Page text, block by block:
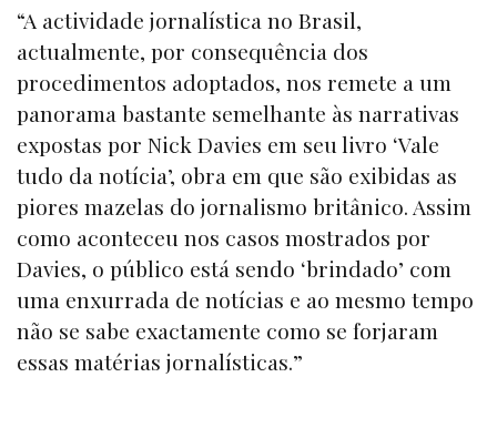
“A actividade jornalística no Brasil,
actualmente, por consequência dos
procedimentos adoptados, nos remete a um
panorama bastante semelhante às narrativas
expostas por Nick Davies em seu livro ‘Vale
tudo da notícia’, obra em que são exibidas as
piores mazelas do jornalismo britânico. Assim
como aconteceu nos casos mostrados por
Davies, o público está sendo ‘brindado’ com
uma enxurrada de notícias e ao mesmo tempo
não se sabe exactamente como se forjaram
essas matérias jornalísticas.”